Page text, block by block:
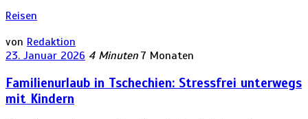
Reisen
von Redaktion
23. Januar 2026 4 Minuten 7 Monaten
Familienurlaub in Tschechien: Stressfrei unterwegs
mit Kindern